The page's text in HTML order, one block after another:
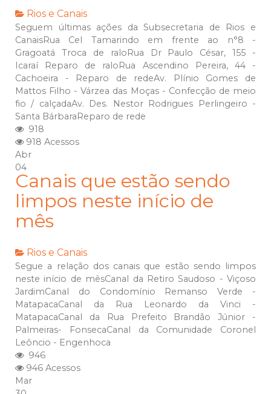
Rios e Canais
Seguem últimas ações da Subsecretaria de Rios e
CanaisRua Cel Tamarindo em frente ao n°8 -
Gragoatá Troca de raloRua Dr Paulo César, 155 -
Icaraí Reparo de raloRua Ascendino Pereira, 44 -
Cachoeira - Reparo de redeAv. Plínio Gomes de
Mattos Filho - Várzea das Moças - Confecção de meio
fio / calçadaAv. Des. Nestor Rodrigues Perlingeiro -
Santa BárbaraReparo de rede
918
918 Acessos
Abr
04
Canais que estão sendo
limpos neste início de
mês
Rios e Canais
Segue a relação dos canais que estão sendo limpos
neste início de mêsCanal da Retiro Saudoso - Viçoso
JardimCanal do Condomínio Remanso Verde -
MatapacaCanal da Rua Leonardo da Vinci -
MatapacaCanal da Rua Prefeito Brandão Júnior -
Palmeiras- FonsecaCanal da Comunidade Coronel
Leôncio - Engenhoca
946
946 Acessos
Mar